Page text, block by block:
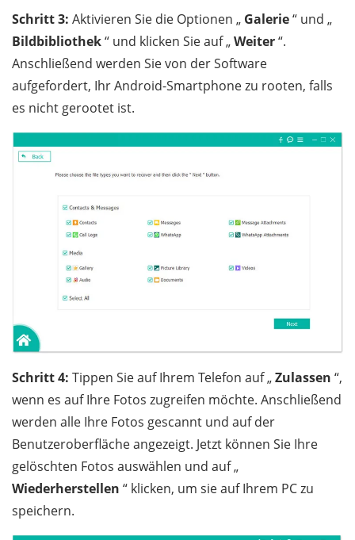
Schritt 3: Aktivieren Sie die Optionen „ Galerie“ und „
Bildbibliothek“ und klicken Sie auf „Weiter“.
Anschließend werden Sie von der Software
aufgefordert, Ihr Android-Smartphone zu rooten, falls
es nicht gerootet ist.
Schritt 4: Tippen Sie auf Ihrem Telefon auf „Zulassen “,
wenn es auf Ihre Fotos zugreifen möchte. Anschließend
werden alle Ihre Fotos gescannt und auf der
Benutzeroberfläche angezeigt. Jetzt können Sie Ihre
gelöschten Fotos auswählen und auf „
Wiederherstellen “ klicken, um sie auf Ihrem PC zu
speichern.